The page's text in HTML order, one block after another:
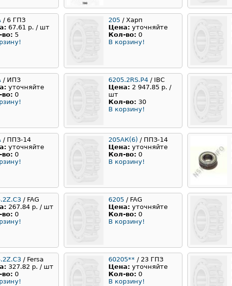
/ 6 ГПЗ
67.61 р. / шт
5
205 / Харп
Цена: уточняйте
Кол-во: 0
В корзину!
/ ИПЗ
уточняйте
0
6205.2RS.P4 / IBC
Цена: 2 947.85 р. /
шт
Кол-во: 30
В корзину!
/ ППЗ-14
уточняйте
0
205АК(6) / ППЗ-14
Цена: уточняйте
Кол-во: 0
В корзину!
/ FAG
267.84 р. / шт
0
6205 / FAG
Цена: уточняйте
Кол-во: 0
В корзину!
/ Fersa
327.82 р. / шт
0
60205** / 23 ГПЗ
Цена: уточняйте
Кол-во: 0
В корзину!